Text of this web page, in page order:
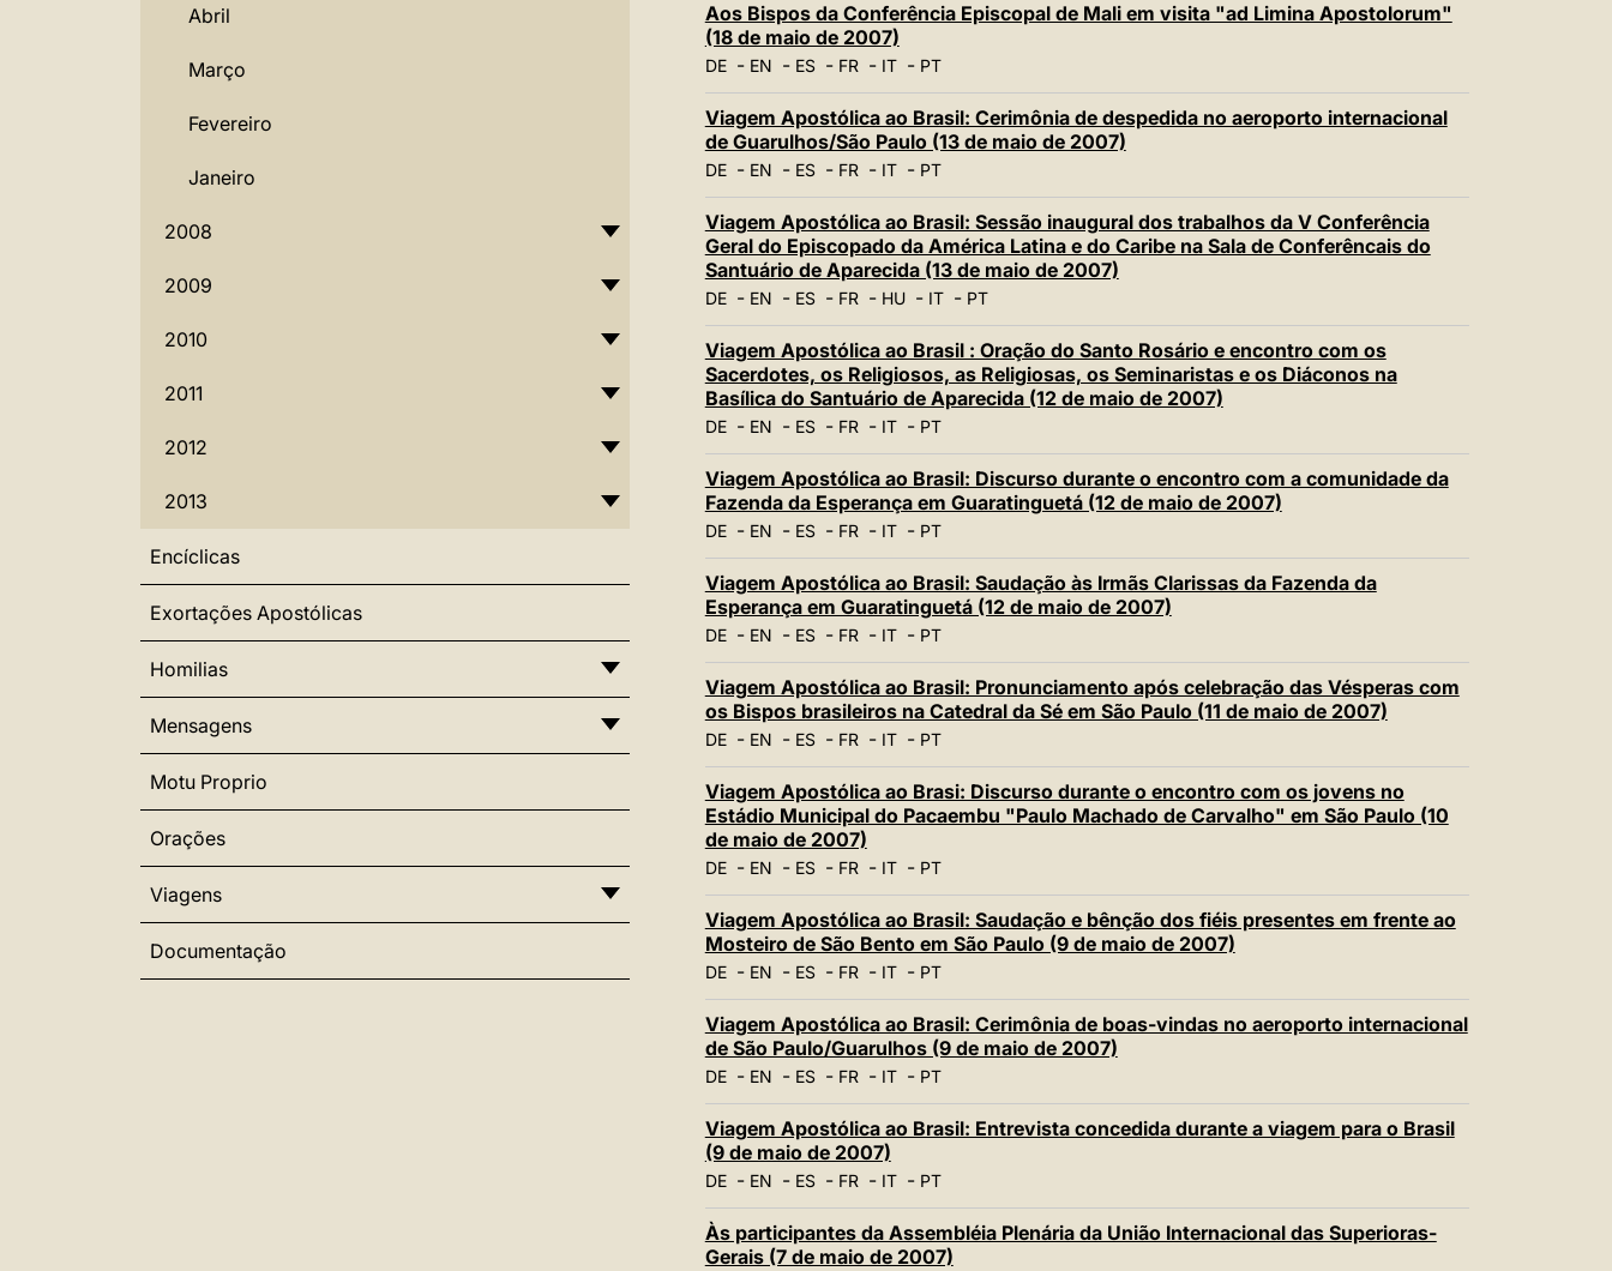
Abril
Março
Fevereiro
Janeiro
2008
2009
2010
2011
2012
2013
Encíclicas
Exortações Apostólicas
Homilias
Mensagens
Motu Proprio
Orações
Viagens
Documentação
Aos Bispos da Conferência Episcopal de Mali em visita "ad Limina Apostolorum"
(18 de maio de 2007)
DE- EN - ES- FR- IT- PT
Viagem Apostólica ao Brasil: Cerimônia de despedida no aeroporto internacional
de Guarulhos/São Paulo (13 de maio de 2007)
DE- EN - ES- FR- IT- PT
Viagem Apostólica ao Brasil: Sessão inaugural dos trabalhos da V Conferência
Geral do Episcopado da América Latina e do Caribe na Sala de Conferêncais do
Santuário de Aparecida (13 de maio de 2007)
DE- EN - ES- FR- HU- IT- PT
Viagem Apostólica ao Brasil : Oração do Santo Rosário e encontro com os
Sacerdotes, os Religiosos, as Religiosas, os Seminaristas e os Diáconos na
Basílica do Santuário de Aparecida (12 de maio de 2007)
DE- EN - ES- FR- IT- PT
Viagem Apostólica ao Brasil: Discurso durante o encontro com a comunidade da
Fazenda da Esperança em Guaratinguetá (12 de maio de 2007)
DE- EN - ES- FR- IT- PT
Viagem Apostólica ao Brasil: Saudação às Irmãs Clarissas da Fazenda da
Esperança em Guaratinguetá (12 de maio de 2007)
DE- EN - ES- FR- IT- PT
Viagem Apostólica ao Brasil: Pronunciamento após celebração das Vésperas com
os Bispos brasileiros na Catedral da Sé em São Paulo (11 de maio de 2007)
DE- EN - ES- FR- IT- PT
Viagem Apostólica ao Brasi: Discurso durante o encontro com os jovens no
Estádio Municipal do Pacaembu "Paulo Machado de Carvalho" em São Paulo (10
de maio de 2007)
DE- EN - ES- FR- IT- PT
Viagem Apostólica ao Brasil: Saudação e bênção dos fiéis presentes em frente ao
Mosteiro de São Bento em São Paulo (9 de maio de 2007)
DE- EN - ES- FR- IT- PT
Viagem Apostólica ao Brasil: Cerimônia de boas-vindas no aeroporto internacional
de São Paulo/Guarulhos (9 de maio de 2007)
DE- EN - ES- FR- IT- PT
Viagem Apostólica ao Brasil: Entrevista concedida durante a viagem para o Brasil
(9 de maio de 2007)
DE- EN - ES- FR- IT- PT
Às participantes da Assembléia Plenária da União Internacional das Superioras-
Gerais (7 de maio de 2007)